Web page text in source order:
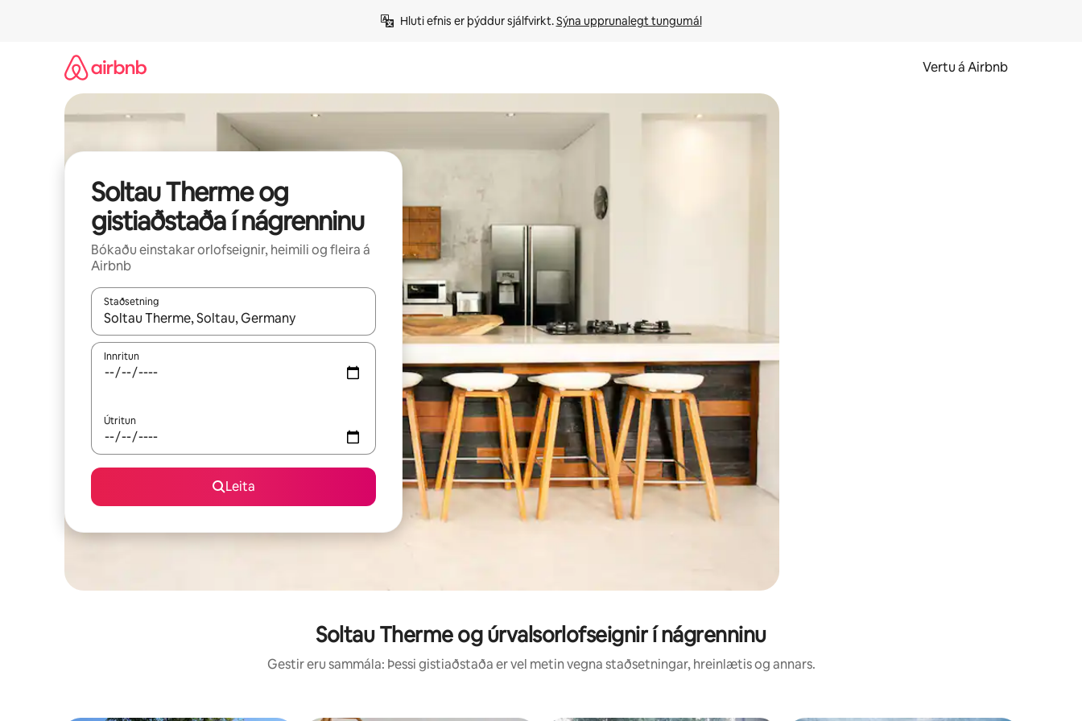
Hluti efnis er þýddur sjálfvirkt. Sýna upprunalegt tungumál
Vertu á Airbnb
Soltau Therme og
gistiaðstaða í nágrenninu
Bókaðu einstakar orlofseignir, heimili og fleira á
Airbnb
Staðsetning
Þegar niðurstöður liggja fyrir skaltu nota upp og niður örvalyklana eða skoða með því að snerta eða strjúka.
Innritun
Útritun
Leita
Soltau Therme og úrvalsorlofseignir í nágrenninu
Gestir eru sammála: Þessi gistiaðstaða er vel metin vegna staðsetningar, hreinlætis og annars.